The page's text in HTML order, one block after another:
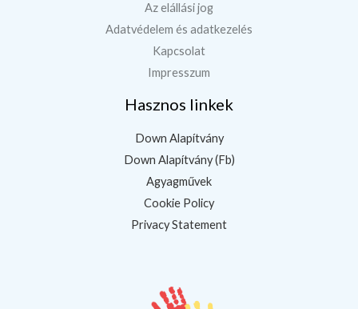
Az elállási jog
Adatvédelem és adatkezelés
Kapcsolat
Impresszum
Hasznos linkek
Down Alapítvány
Down Alapítvány (Fb)
Agyagművek
Cookie Policy
Privacy Statement